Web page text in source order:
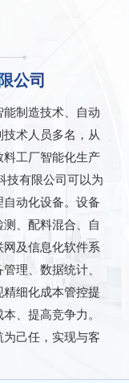
公司
制造技术、自动
术人员多名，从
工厂智能化生产
技有限公司可以为
动化设备。设备
、配料混合、自
及信息化软件系
理、数据统计、
细化成本管控提
、提高竞争力。
己任，实现与客